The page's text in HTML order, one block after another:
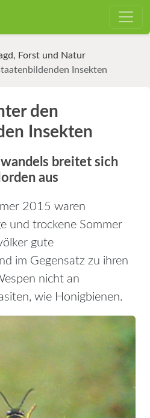
Forst und Natur
Insekten
den
Insekten
breitet sich
aus
2015 waren
und trockene Sommer
gute
im Gegensatz zu ihren
nicht an
wie Honigbienen.